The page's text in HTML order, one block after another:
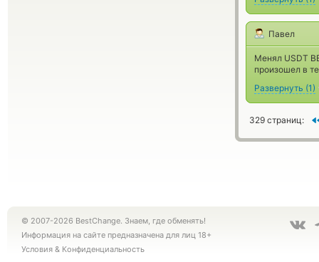
Павел
Менял USDT
произошел в
Развернуть (1)
329 страниц:
© 2007-2026 BestChange. Знаем, где обменять!
Информация на сайте предназначена для лиц 18+
Условия & Конфиденциальность